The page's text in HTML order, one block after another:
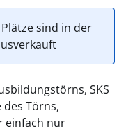
sind in der
SKS
Törns,
einfach nur